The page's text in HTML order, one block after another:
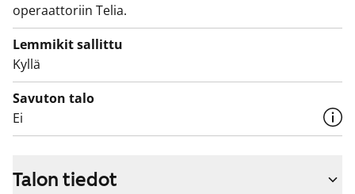
operaattoriin Telia.
Lemmikit sallittu
Kyllä
Savuton talo
Ei
Talon tiedot